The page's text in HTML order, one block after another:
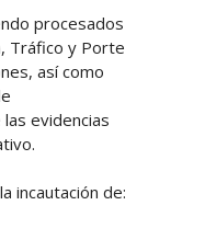
procesados
Tráfico y Porte
así como
evidencias
incautación de: